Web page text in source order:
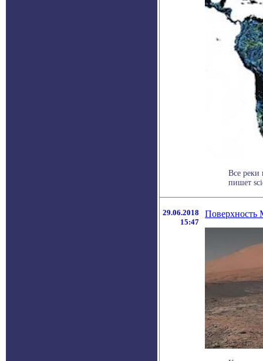
Все
пишет
29.06.2018
15:47
Поверхность